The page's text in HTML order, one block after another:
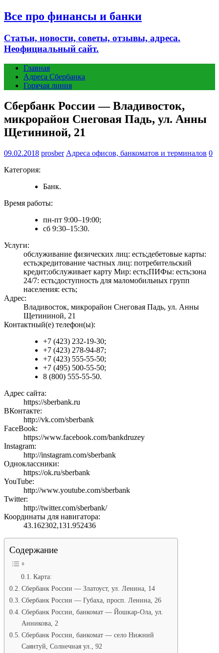
Все про финансы и банки
Статьи, новости, советы, отзывы, адреса.
Неофициальный сайт.
Главная
Адреса Сбербанка
Горячая линия
Сбербанк России — Владивосток,
микрорайон Снеговая Падь, ул. Анны
Щетининой, 21
09.02.2018 prosber Адреса офисов, банкоматов и терминалов 0
Категория:
Банк.
Время работы:
пн-пт 9:00–19:00;
сб 9:30–15:30.
Услуги:
обслуживание физических лиц: есть;дебетовые карты:
есть;кредитование частных лиц: потребительский
кредит;обслуживает карту Мир: есть;ПИФы: есть;зона
24/7: есть;доступность для маломобильных групп
населения: есть;
Адрес:
Владивосток, микрорайон Снеговая Падь, ул. Анны
Щетининой, 21
Контактный(е) телефон(ы):
+7 (423) 232-19-30;
+7 (423) 278-94-87;
+7 (423) 555-55-50;
+7 (495) 500-55-50;
8 (800) 555-55-50.
Адрес сайта:
https://sberbank.ru
ВКонтакте:
http://vk.com/sberbank
FaceBook:
https://www.facebook.com/bankdruzey
Instagram:
http://instagram.com/sberbank
Одноклассники:
https://ok.ru/sberbank
YouTube:
http://www.youtube.com/sberbank
Twitter:
http://twitter.com/sberbank/
Координаты для навигатора:
43.162302,131.952436
Содержание
Карта:
Сбербанк России — Златоуст, ул. Ленина, 14
Сбербанк России — Губаха, просп. Ленина, 26
Сбербанк России, банкомат — Йошкар-Ола, ул.
Анникова, 2
Сбербанк России, банкомат — село Нижний
Саянтуй, Солнечная ул., 92